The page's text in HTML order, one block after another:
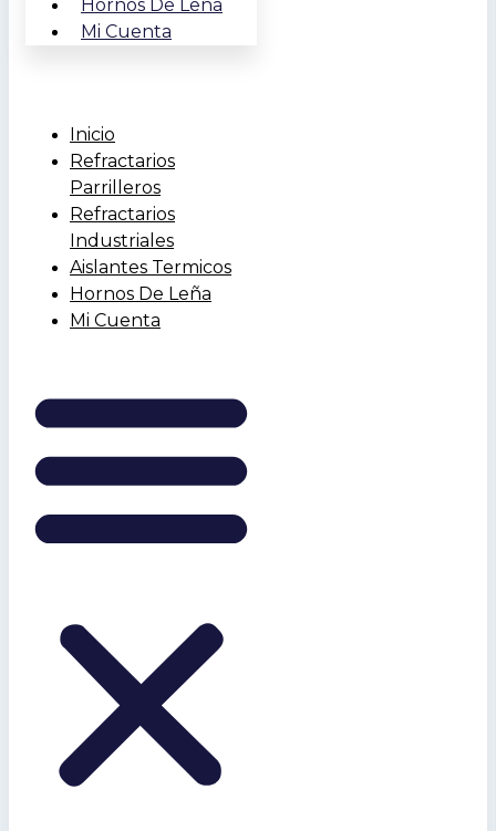
Hornos De Leña
Mi Cuenta
Inicio
Refractarios
Parrilleros
Refractarios
Industriales
Aislantes Termicos
Hornos De Leña
Mi Cuenta